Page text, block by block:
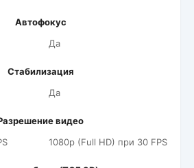
Автофокус
Да
Стабилизация
Да
видео
1080p (Full HD) при 30 FPS